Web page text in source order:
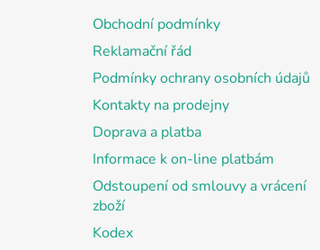
Obchodní podmínky
Reklamační řád
Podmínky ochrany osobních údajů
Kontakty na prodejny
Doprava a platba
Informace k on-line platbám
Odstoupení od smlouvy a vrácení
zboží
Kodex